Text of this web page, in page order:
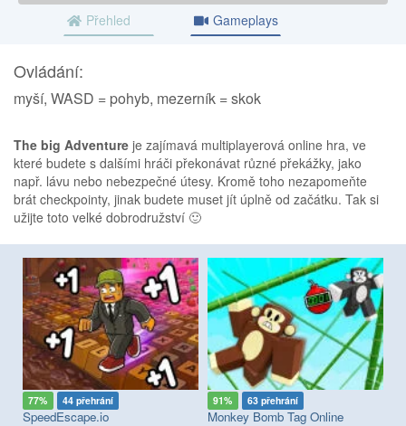
Přehled
Gameplays
Ovládání:
myší, WASD = pohyb, mezerník = skok
The big Adventure je zajímavá multiplayerová online hra, ve
které budete s dalšími hráči překonávat různé překážky, jako
např. lávu nebo nebezpečné útesy. Kromě toho nezapomeňte
brát checkpointy, jinak budete muset jít úplně od začátku. Tak si
užijte toto velké dobrodružství 🙂
77% 44 přehrání
SpeedEscape.io
91% 63 přehrání
Monkey Bomb Tag Online